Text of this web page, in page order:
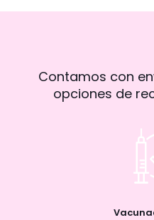
Contamos con
opciones de